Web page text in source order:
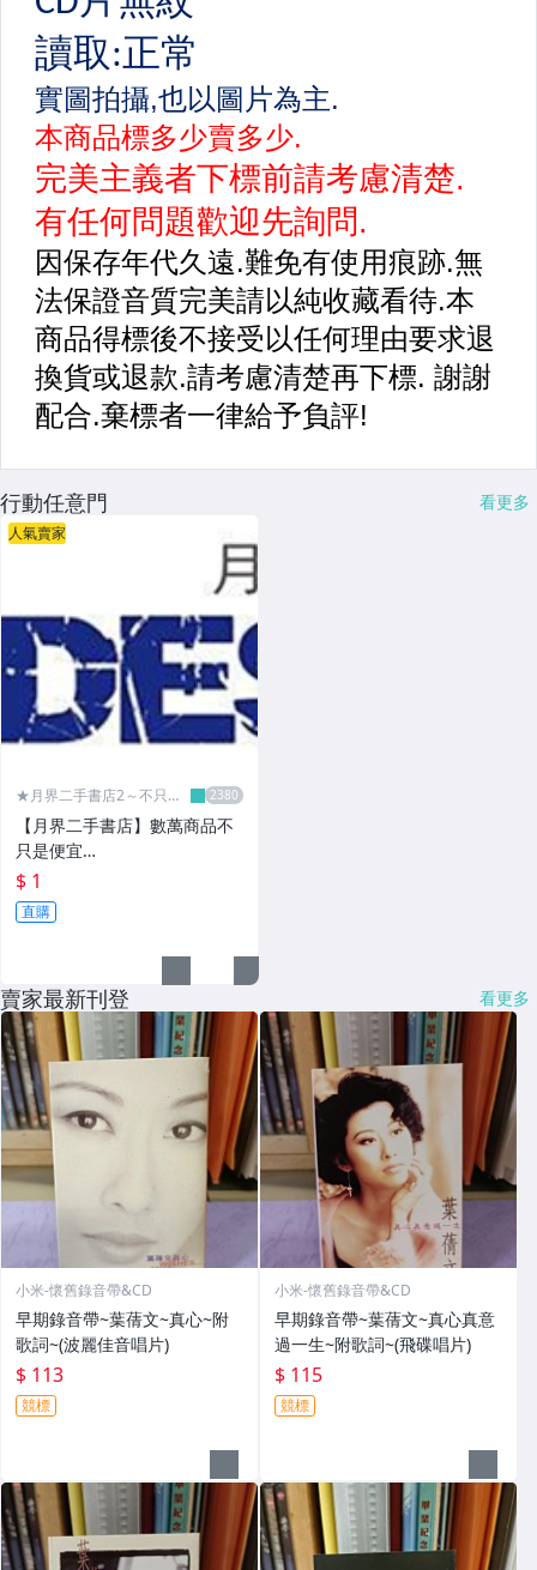
行動任意門 看更多
人氣賣家
★月界二手書店2～不只是
【月界二手書店】數萬商品不
只是便宜…
$ 1
直購
賣家最新刊登 看更多
小米-懷舊錄音帶&CD
早期錄音帶~葉蒨文~真心~附
歌詞~(波麗佳音唱片)
$ 113
競標
小米-懷舊錄音帶&CD
早期錄音帶~葉蒨文~真心真意
過一生~附歌詞~(飛碟唱片)
$ 115
競標